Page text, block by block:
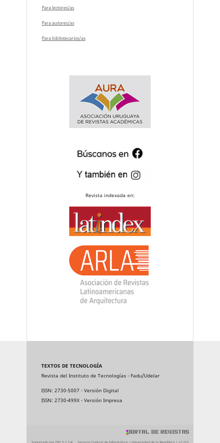
Para lectores/as
Para autores/as
Para bibliotecarios/as
Revista indexada en:
TEXTOS DE TECNOLOGÍA
Revista del Instituto de Tecnologías - Fadu/Udelar
ISSN: 2730-5007 - Versión Digital
ISSN: 2730-499X - Versión Impresa